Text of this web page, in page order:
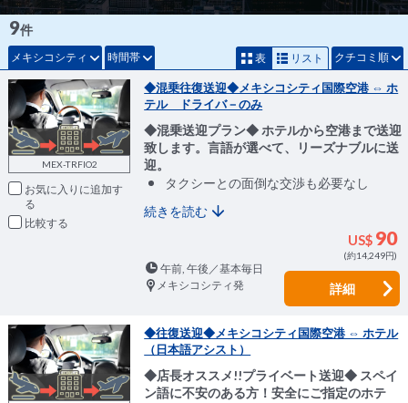
メキシコシティ 時間帯
9件
表 リスト クチコミ順
MEX-TRFIO2
お気に入りに追加
比較
◆混乗往復送迎◆メキシコシティ国際空港 ⇔ ホ
テル ドライバ－のみ
◆混乗送迎プラン◆ ホテルから空港まで送迎
致します。言語が選べて、リーズナブルに送
迎。
タクシーとの面倒な交渉も必要なし
続きを読む
US$ 90
(約14,249円)
午前, 午後／基本毎日
メキシコシティ発
詳細
◆往復送迎◆メキシコシティ国際空港 ⇔ ホテル
（日本語アシスト）
◆店長オススメ!!プライベート送迎◆ スペイ
ン語に不安のある方！安全にご指定のホテ